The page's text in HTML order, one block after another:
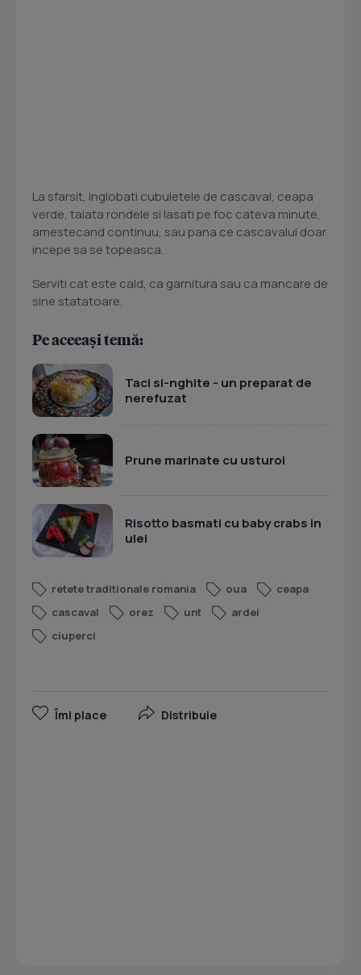
La sfarsit, inglobati cubuletele de cascaval, ceapa
verde, taiata rondele si lasati pe foc cateva minute,
amestecand continuu, sau pana ce cascavalul doar
incepe sa se topeasca.
Serviti cat este cald, ca garnitura sau ca mancare de
sine statatoare.
Pe aceeași temă:
Taci si-nghite - un preparat de
nerefuzat
Prune marinate cu usturoi
Risotto basmati cu baby crabs in
ulei
retete traditionale romania oua
ceapa
cascaval
orez unt
ardei
ciuperci
Îmi place Distribuie